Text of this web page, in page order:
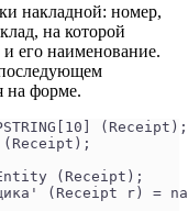
накладной: номер,
на которой
и его наименование.
на форме.
(Receipt);
(Receipt);
(Receipt);
(Receipt r) =